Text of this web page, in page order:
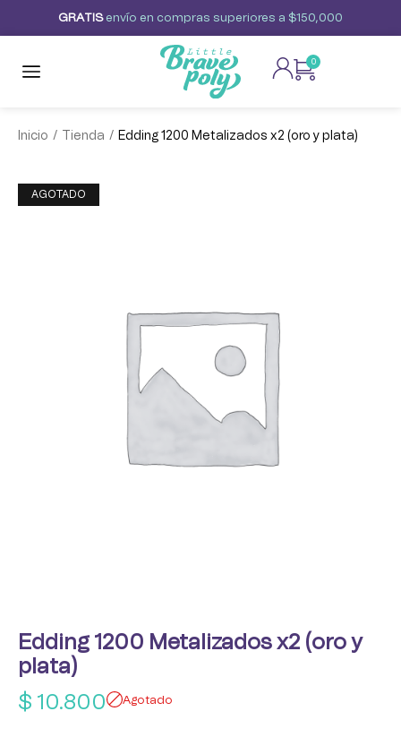
GRAT S envío en compras superiores a $150,000
0
Inicio / Tienda / Edding 1200 Metalizados x2 (oro y plata)
AGOTADO
Edding 1200 Metalizados x2 (oro y
plata)
$ 10.800 Agotado